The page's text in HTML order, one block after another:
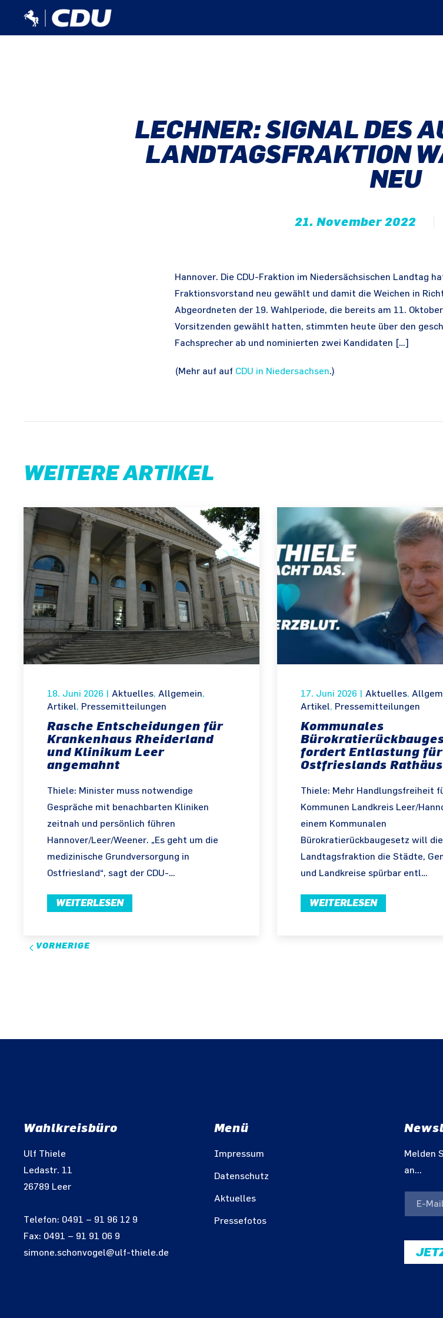
LECHNER: SIGNAL DES
LANDTAGSFRAKTION
NEU
21. November 2022
Hannover. Die CDU-Fraktion im Niedersächsischen Landtag
Fraktionsvorstand neu gewählt und damit die Weichen in
Abgeordneten der 19. Wahlperiode, die bereits am 11.
Vorsitzenden gewählt hatten, stimmten heute über den
Fachsprecher ab und nominierten zwei Kandidaten […]
(Mehr auf auf CDU in Niedersachsen.)
WEITERE ARTIKEL
18. Juni 2026 Aktuelles, Allgemein,
Artikel, Pressemitteilungen
Rasche Entscheidungen für
Krankenhaus Rheiderland
und Klinikum Leer
angemahnt
Thiele: Minister muss notwendige
Gespräche mit benachbarten Kliniken
zeitnah und persönlich führen
Hannover/Leer/Weener. „Es geht um die
medizinische Grundversorgung in
Ostfriesland“, sagt der CDU-…
WEITERLESEN
17. Juni 2026 |Aktuelles,
Artikel, Pressemitteilungen
Kommunales
fordert Entlastung für
Ostfrieslands
Thiele: Mehr Handlungsfreiheit
Kommunen Landkreis Leer/
einem Kommunalen
Bürokratierückbaugesetz will die
Landtagsfraktion die Städte,
und Landkreise spürbar entl…
WEITERLESEN
VORHERIGE
Wahlkreisbüro
Ulf Thiele
Ledastr. 11
26789 Leer
Telefon: 0491 – 91 96 12 9
Fax: 0491 – 91 91 06 9
simone.schonvogel@ulf-thiele.de
Menü
Impressum
Datenschutz
Aktuelles
Pressefotos
Melden
an...